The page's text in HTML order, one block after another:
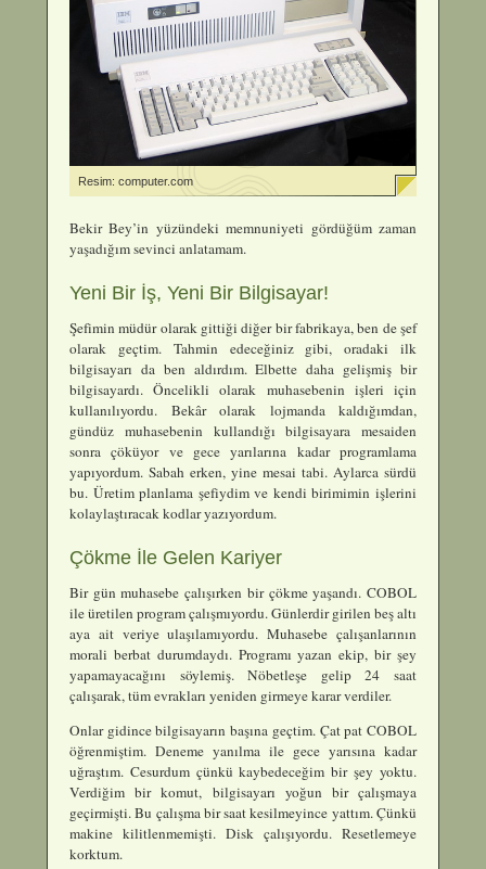
Resim: computer.com
Bekir Bey’in yüzündeki memnuniyeti gördüğüm zaman
yaşadığım sevinci anlatamam.
Yeni Bir İş, Yeni Bir Bilgisayar!
Şefimin müdür olarak gittiği diğer bir fabrikaya, ben de şef
olarak geçtim. Tahmin edeceğiniz gibi, oradaki ilk
bilgisayarı da ben aldırdım. Elbette daha gelişmiş bir
bilgisayardı. Öncelikli olarak muhasebenin işleri için
kullanılıyordu. Bekâr olarak lojmanda kaldığımdan,
gündüz muhasebenin kullandığı bilgisayara mesaiden
sonra çöküyor ve gece yarılarına kadar programlama
yapıyordum. Sabah erken, yine mesai tabi. Aylarca sürdü
bu. Üretim planlama şefiydim ve kendi birimimin işlerini
kolaylaştıracak kodlar yazıyordum.
Çökme İle Gelen Kariyer
Bir gün muhasebe çalışırken bir çökme yaşandı. COBOL
ile üretilen program çalışmıyordu. Günlerdir girilen beş altı
aya ait veriye ulaşılamıyordu. Muhasebe çalışanlarının
morali berbat durumdaydı. Programı yazan ekip, bir şey
yapamayacağını söylemiş. Nöbetleşe gelip 24 saat
çalışarak, tüm evrakları yeniden girmeye karar verdiler.
Onlar gidince bilgisayarın başına geçtim. Çat pat COBOL
öğrenmiştim. Deneme yanılma ile gece yarısına kadar
uğraştım. Cesurdum çünkü kaybedeceğim bir şey yoktu.
Verdiğim bir komut, bilgisayarı yoğun bir çalışmaya
geçirmişti. Bu çalışma bir saat kesilmeyince yattım. Çünkü
makine kilitlenmemişti. Disk çalışıyordu. Resetlemeye
korktum.